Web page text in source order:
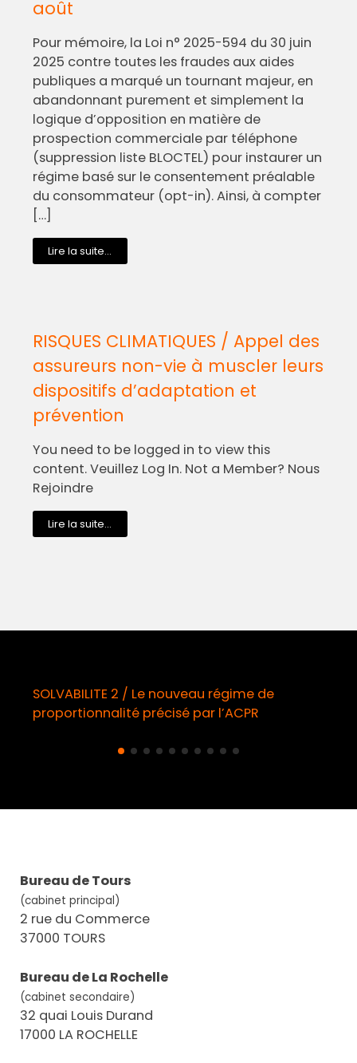
août
Pour mémoire, la Loi n° 2025-594 du 30 juin
2025 contre toutes les fraudes aux aides
publiques a marqué un tournant majeur, en
abandonnant purement et simplement la
logique d’opposition en matière de
prospection commerciale par téléphone
(suppression liste BLOCTEL) pour instaurer un
régime basé sur le consentement préalable
du consommateur (opt-in). Ainsi, à compter
[…]
Lire la suite...
RISQUES CLIMATIQUES / Appel des
assureurs non-vie à muscler leurs
dispositifs d’adaptation et
prévention
You need to be logged in to view this
content. Veuillez Log In. Not a Member? Nous
Rejoindre
Lire la suite...
SOLVABILITE 2 / Le nouveau régime de
proportionnalité précisé par l’ACPR
Bureau de Tours
(cabinet principal)
2 rue du Commerce
37000 TOURS
Bureau de La Rochelle
(cabinet secondaire)
32 quai Louis Durand
17000 LA ROCHELLE